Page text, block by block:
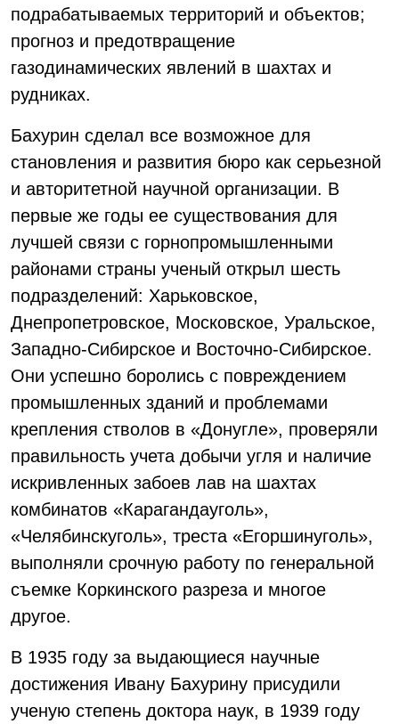
подрабатываемых территорий и объектов;
прогноз и предотвращение
газодинамических явлений в шахтах и
рудниках.
Бахурин сделал все возможное для
становления и развития бюро как серьезной
и авторитетной научной организации. В
первые же годы ее существования для
лучшей связи с горнопромышленными
районами страны ученый открыл шесть
подразделений: Харьковское,
Днепропетровское, Московское, Уральское,
Западно-Сибирское и Восточно-Сибирское.
Они успешно боролись с повреждением
промышленных зданий и проблемами
крепления стволов в «Донугле», проверяли
правильность учета добычи угля и наличие
искривленных забоев лав на шахтах
комбинатов «Карагандауголь»,
«Челябинскуголь», треста «Егоршинуголь»,
выполняли срочную работу по генеральной
съемке Коркинского разреза и многое
другое.
В 1935 году за выдающиеся научные
достижения Ивану Бахурину присудили
ученую степень доктора наук, в 1939 году